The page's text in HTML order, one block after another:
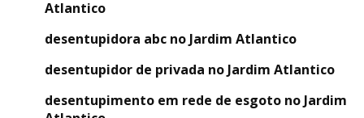
Atlantico
desentupidora abc no Jardim Atlantico
desentupidor de privada no Jardim Atlantico
desentupimento em rede de esgoto no Jardim